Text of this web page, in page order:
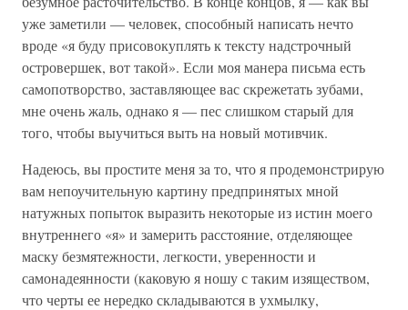
уже заметили — человек, способный написать нечто
вроде «я буду присовокуплять к тексту надстрочный
островершек, вот такой». Если моя манера письма есть
самопотворство, заставляющее вас скрежетать зубами,
мне очень жаль, однако я — пес слишком старый для
того, чтобы выучиться выть на новый мотивчик.
Надеюсь, вы простите меня за то, что я продемонстрирую
вам непоучительную картину предпринятых мной
натужных попыток выразить некоторые из истин моего
внутреннего «я» и замерить расстояние, отделяющее
маску безмятежности, легкости, уверенности и
самонадеянности (каковую я ношу с таким изяществом,
что черты ее нередко складываются в ухмылку,